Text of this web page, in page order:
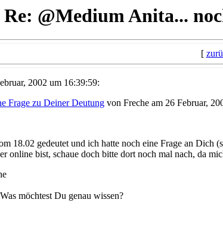
Re: @Medium Anita...
[
2002 um 16:39:59:
Frage zu Deiner Deutung von Freche am 26 Februar,
18.02 gedeutet und ich hatte noch eine Frage an Dich
online bist, schaue doch bitte dort noch mal nach, da
möchtest Du genau wissen?